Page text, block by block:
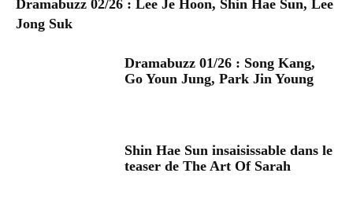
Dramabuzz 02/26 : Lee Je Hoon, Shin Hae Sun, Lee
Jong Suk
Dramabuzz 01/26 : Song Kang,
Go Youn Jung, Park Jin Young
Shin Hae Sun insaisissable dans le
teaser de The Art Of Sarah